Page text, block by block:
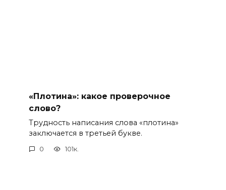
«Плотина»: какое проверочное
слово?
Трудность написания слова «плотина»
заключается в третьей букве.
0 101к.